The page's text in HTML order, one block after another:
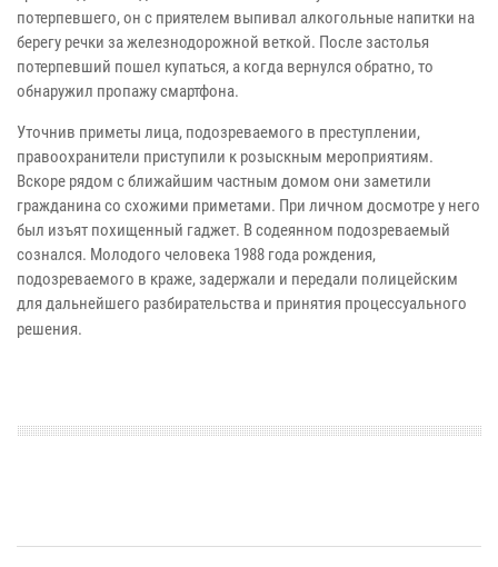
потерпевшего, он с приятелем выпивал алкогольные напитки на
берегу речки за железнодорожной веткой. После застолья
потерпевший пошел купаться, а когда вернулся обратно, то
обнаружил пропажу смартфона.
Уточнив приметы лица, подозреваемого в преступлении,
правоохранители приступили к розыскным мероприятиям.
Вскоре рядом с ближайшим частным домом они заметили
гражданина со схожими приметами. При личном досмотре у него
был изъят похищенный гаджет. В содеянном подозреваемый
сознался. Молодого человека 1988 года рождения,
подозреваемого в краже, задержали и передали полицейским
для дальнейшего разбирательства и принятия процессуального
решения.